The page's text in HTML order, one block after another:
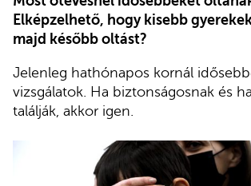
Elképzelhető, hogy kisebb
majd később oltást?
Jelenleg hathónapos kornál
vizsgálatok. Ha biztonságosnak és
találják, akkor igen.